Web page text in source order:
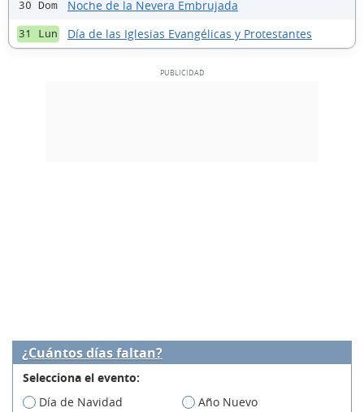
30 Dom Noche de la Nevera Embrujada
31 Lun Día de las Iglesias Evangélicas y Protestantes
¿Cuántos días faltan?
Selecciona el evento:
Día de Navidad
Año Nuevo